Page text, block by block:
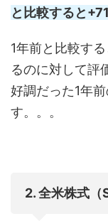
と比較すると
1年前と比較す
るのに対して評
好調だった1年
す。。。
2. 全米株式